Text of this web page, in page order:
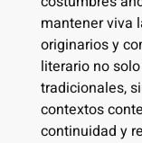
mantener viva
originarios y
literario no
tradicionales,
contextos
continuidad y